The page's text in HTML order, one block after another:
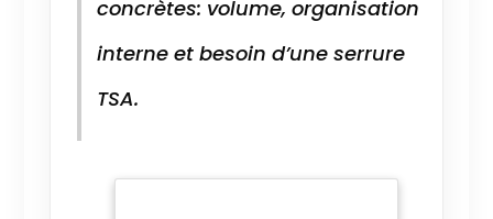
concrètes: volume, organisation
interne et besoin d’une serrure
TSA.